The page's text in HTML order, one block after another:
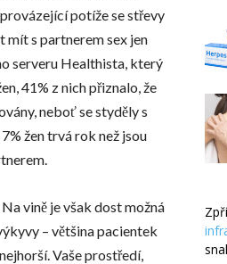
potíže se střevy
mít s partnerem sex jen
serveru Healthista, který
41% z nich přiznalo, že
neboť se styděly s
žen trvá rok než jsou
vině je však dost možná
– většina pacientek
Vaše prostředí,